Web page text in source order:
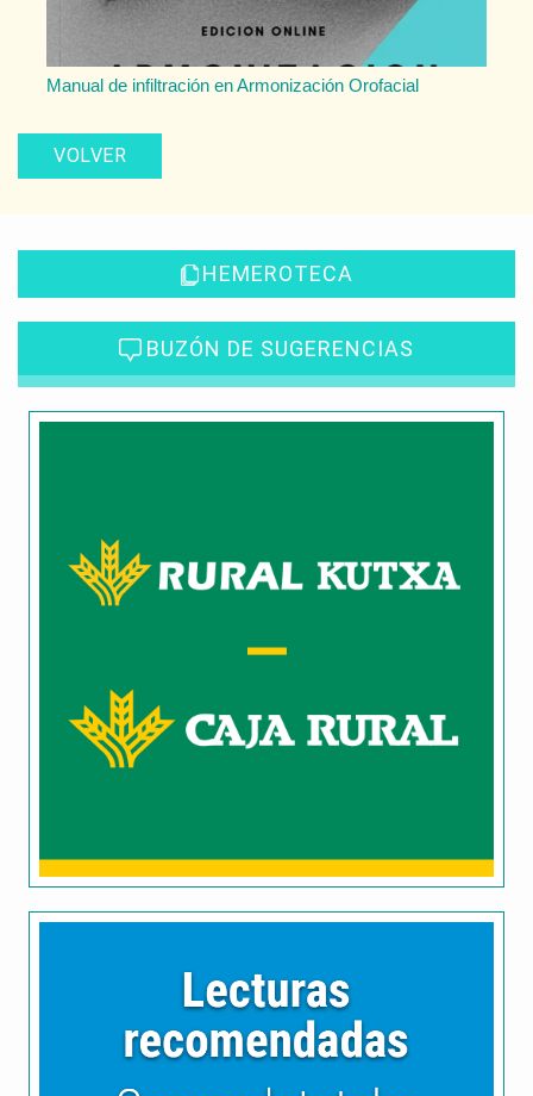
Manual de infiltración en Armonización Orofacial
VOLVER
HEMEROTECA
BUZÓN DE SUGERENCIAS